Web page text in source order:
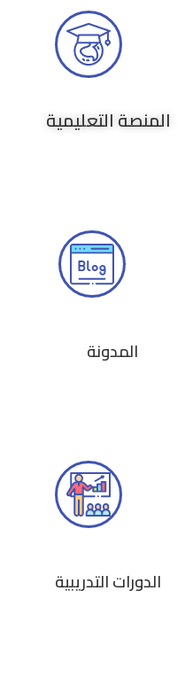
الدورات التدريبية
المدونة
المنصة التعليمية